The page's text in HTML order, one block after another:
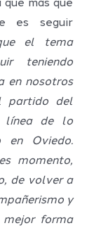
más que
es seguir
el tema
teniendo
en nosotros
partido del
línea de lo
en Oviedo.
momento,
de volver a
y
forma